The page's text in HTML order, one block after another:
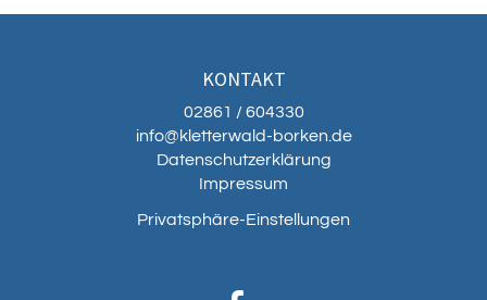
KONTAKT
02861 / 604330
info@kletterwald-borken.de
Datenschutzerklärung
Impressum
Privatsphäre-Einstellungen